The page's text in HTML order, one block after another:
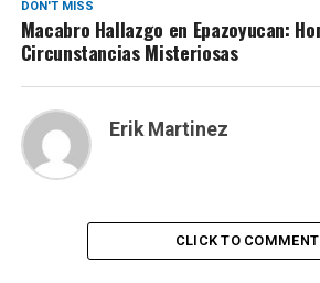
DON'T MISS
Macabro Hallazgo en Epazoyucan:
Circunstancias Misteriosas
Erik Martinez
CLICK TO COMMENT